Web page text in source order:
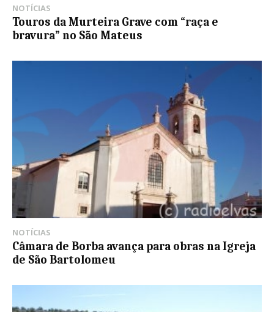
NOTÍCIAS
Touros da Murteira Grave com “raça e
bravura” no São Mateus
NOTÍCIAS
Câmara de Borba avança para obras na Igreja
de São Bartolomeu